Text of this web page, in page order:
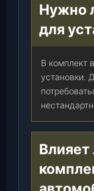
Нужно
для
В комплект
установки.
Влияет